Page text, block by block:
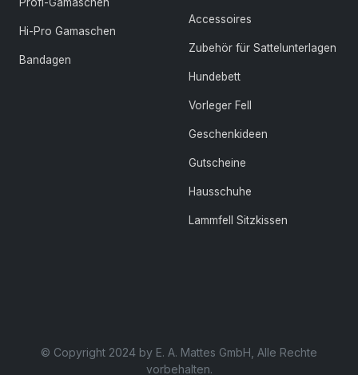
Hi-Pro Gamaschen
Bandagen
Accessoires
Zubehör für Sattelunterlagen
Hundebett
Vorleger Fell
Geschenkideen
Gutscheine
Hausschuhe
Lammfell Sitzkissen
© Copyright 2024 by E. A. Mattes GmbH, Alle Rechte
vorbehalten.